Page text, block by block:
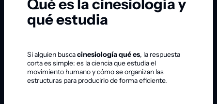
Qué es la cinesiología y
qué estudia
Si alguien buscacinesiología qué es, la respuesta
corta es simple: es la ciencia que estudia el
movimiento humano y cómo se organizan las
estructuras para producirlo de forma eficiente.